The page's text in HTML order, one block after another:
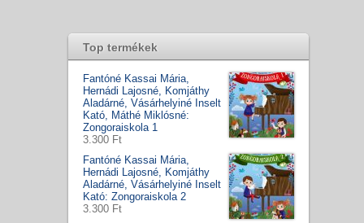
Top termékek
Fantóné Kassai Mária,
Hernádi Lajosné, Komjáthy
Aladárné, Vásárhelyiné Inselt
Kató, Máthé Miklósné:
Zongoraiskola 1
3.300 Ft
Fantóné Kassai Mária,
Hernádi Lajosné, Komjáthy
Aladárné, Vásárhelyiné Inselt
Kató: Zongoraiskola 2
3.300 Ft